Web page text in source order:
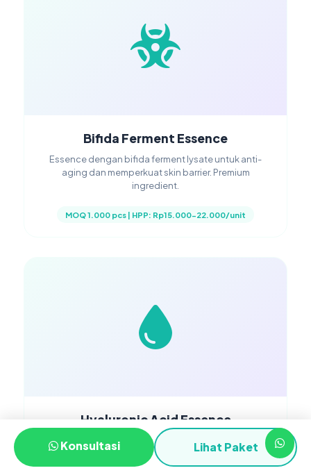
Konsultasi Lihat Paket
Bifida Ferment Essence
Essence dengan bifida ferment lysate untuk anti-
aging dan memperkuat skin barrier. Premium
ingredient.
MOQ 1.000 pcs | HPP: Rp15.000-22.000/unit
Hyaluronic Acid Essence
Essence dengan multi-weight hyaluronic acid untuk
hydration booster. Melembapkan dari lapisan
terdalam.